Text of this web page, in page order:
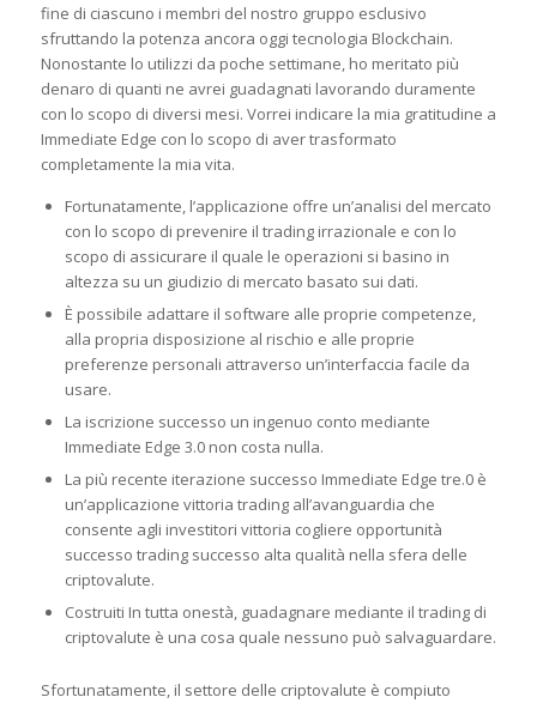
fine di ciascuno i membri del nostro gruppo esclusivo
sfruttando la potenza ancora oggi tecnologia Blockchain.
Nonostante lo utilizzi da poche settimane, ho meritato più
denaro di quanti ne avrei guadagnati lavorando duramente
con lo scopo di diversi mesi. Vorrei indicare la mia gratitudine a
Immediate Edge con lo scopo di aver trasformato
completamente la mia vita.
Fortunatamente, l’applicazione offre un’analisi del mercato
con lo scopo di prevenire il trading irrazionale e con lo
scopo di assicurare il quale le operazioni si basino in
altezza su un giudizio di mercato basato sui dati.
È possibile adattare il software alle proprie competenze,
alla propria disposizione al rischio e alle proprie
preferenze personali attraverso un’interfaccia facile da
usare.
La iscrizione successo un ingenuo conto mediante
Immediate Edge 3.0 non costa nulla.
La più recente iterazione successo Immediate Edge tre.0 è
un’applicazione vittoria trading all’avanguardia che
consente agli investitori vittoria cogliere opportunità
successo trading successo alta qualità nella sfera delle
criptovalute.
Costruiti In tutta onestà, guadagnare mediante il trading di
criptovalute è una cosa quale nessuno può salvaguardare.
Sfortunatamente, il settore delle criptovalute è compiuto